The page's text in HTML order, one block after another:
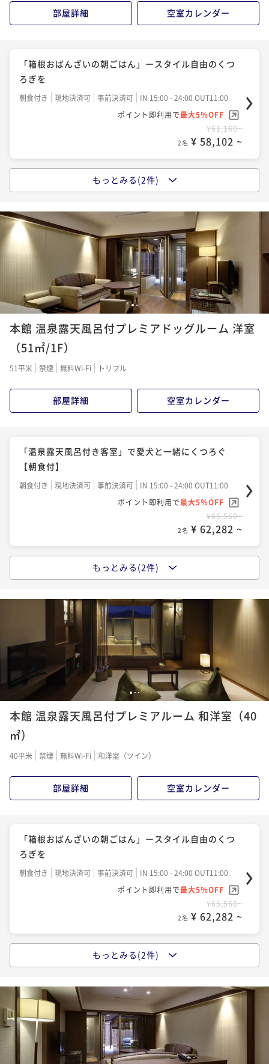
部屋詳細 空室カレンダー
「箱根おばんざいの朝ごはん」ースタイル自由のくつ
ろぎを
朝食付き 現地決済可 事前決済可
IN 15:00 - 24:00 OUT11:00
ポイント即利用で最大5％OFF
¥61,160~
2名 ¥ 58,102 ~
「和-fusionの夕食」KIWAMIディナーと温泉で極楽な
二食付き 現地決済可 事前決済可
IN 15:00 - 19:30 OUT11:00
ポイント即利用で最大5％OFF
¥80,960~
2名 ¥ 76,912 ~
「和-fusionの夕食」TOKUSENディナーと温泉で特別
なひと時を
二食付き 現地決済可
もっとみる(2件)
12
本館 温泉露天風呂付プレミアドッグルーム 洋室
（51㎡/1F）
51平米 禁煙 無料Wi-Fi トリプル
部屋詳細 空室カレンダー
「温泉露天風呂付き客室」で愛犬と一緒にくつろぐ
【朝食付】
朝食付き 現地決済可 事前決済可
IN 15:00 - 24:00 OUT11:00
ポイント即利用で最大5％OFF
¥65,560~
2名 ¥ 62,282 ~
「温泉露天風呂付き客室」で愛犬と一緒にくつろぐ【K
現地決済可 事前決済可
IN 15:00 - 19:30 OUT11:00
ポイント即利用で最大5％OFF
¥ 81,092 ~
「温泉露天風呂付き客室」で愛犬と一緒にくつろぐ【T
OKUSENディナー】
二食付き
もっとみる(2件)
1 2 3
本館 温泉露天風呂付プレミアルーム 和洋室（40
㎡）
40平米 禁煙 無料Wi-Fi 和洋室（ツイン）
部屋詳細 空室カレンダー
「箱根おばんざいの朝ごはん」ースタイル自由のくつ
ろぎを
朝食付き 現地決済可 事前決済可
IN 15:00 - 24:00 OUT11:00
ポイント即利用で最大5％OFF
¥65,560~
2名 ¥ 62,282 ~
「和-fusionの夕食」KIWAMIディナーと温泉で極楽な
二食付き 現地決済可 事前決済可
IN 15:00 - 19:30 OUT11:00
ポイント即利用で最大5％OFF
¥85,360~
¥ 81,092 ~
もっとみる(2件)